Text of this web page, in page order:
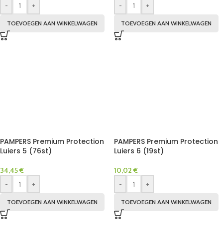
-
+
TOEVOEGEN AAN WINKELWAGEN
-
+
TOEVOEGEN AAN WINKELWAGEN
PAMPERS Premium Protection
Luiers 5 (76st)
34,45€
-
+
TOEVOEGEN AAN WINKELWAGEN
PAMPERS Premium Protection
Luiers 6 (19st)
10,02 €
-
+
TOEVOEGEN AAN WINKELWAGEN